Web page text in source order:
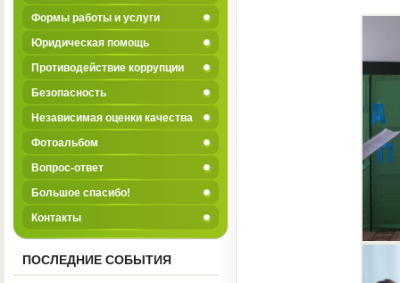
Формы работы и услуги
Юридическая помощь
Противодействие коррупции
Безопасность
Независимая оценки качества
Фотоальбом
Вопрос-ответ
Большое спасибо!
Контакты
ПОСЛЕДНИЕ СОБЫТИЯ